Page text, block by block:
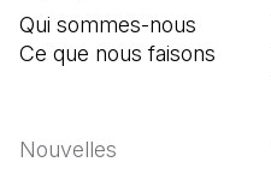
Qui sommes-nous
Ce que nous faisons
Nouvelles